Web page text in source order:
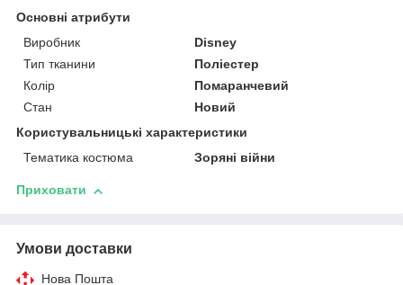
Основні атрибути
Виробник
Disney
Тип тканини
Поліестер
Колір
Помаранчевий
Стан
Новий
Користувальницькі характеристики
Тематика костюма
Зоряні війни
Приховати
Умови доставки
Нова Пошта